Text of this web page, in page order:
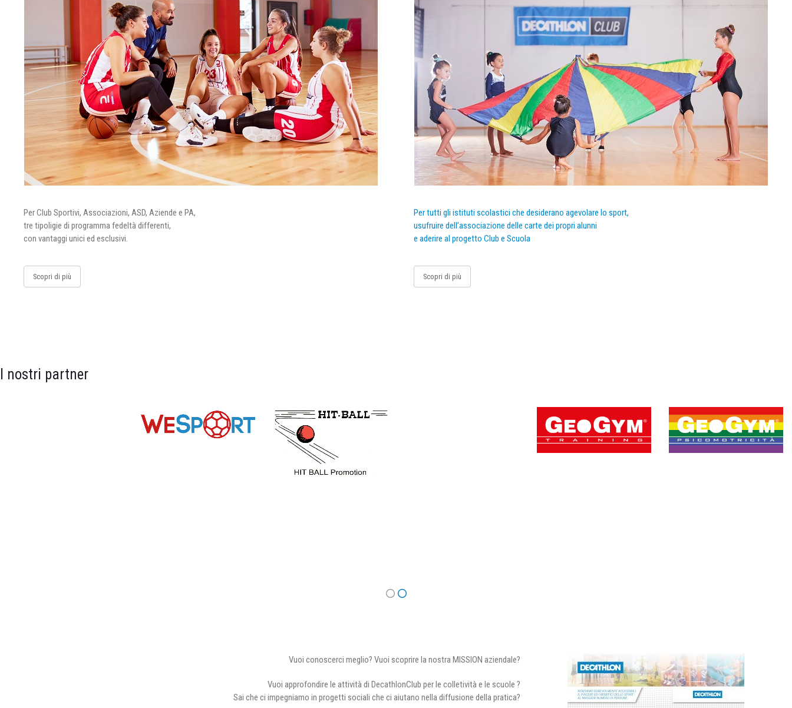
Per Club Sportivi, Associazioni, ASD, Aziende e PA,
tre tipoligie di programma fedeltà differenti,
con vantaggi unici ed esclusivi.
Scopri di più
Per tutti gli istituti scolastici che desiderano agevolare lo sport,
usufruire dell’associazione delle carte dei propri alunni
e aderire al progetto Club e Scuola
Scopri di più
I nostri partner
Vuoi conoscerci meglio? Vuoi scoprire la nostra MISSION aziendale?
Vuoi approfondire le attività di DecathlonClub per le colletività e le scuole ?
Sai che ci impegniamo in progetti sociali che ci aiutano nella diffusione della pratica?